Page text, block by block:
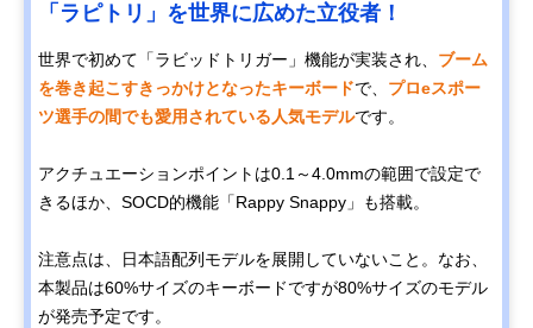
「ラピトリ」を世界に広めた立役者！
世界で初めて「ラビッドトリガー」機能が実装され、 ブーム
を巻き起こすきっかけとなったキーボードで、 プロeスポー
ツ選手の間でも愛用されている人気モデルです。
アクチュエーションポイントは0.1～4.0mmの範囲で設定で
きるほか、SOCD的機能「Rappy Snappy」も搭載。
注意点は、日本語配列モデルを展開していないこと。なお、
本製品は60%サイズのキーボードですが80%サイズのモデル
が発売予定です。